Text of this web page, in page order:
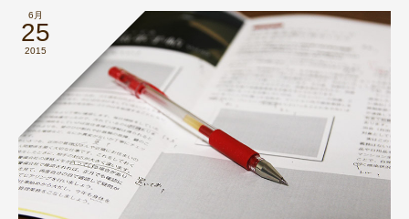
6月
25
2015